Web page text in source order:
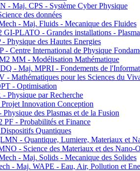
- Maj. CPS - Système Cyber Physique
des données
- Maj. Fluids - Mecanique des Fluides
PLATO - Grandes installations -
Physique des Hautes Energies
Centre International de Physique
MM - Modélisation Mathématique
- Maj. MPRI - Fondements de
Mathématiques pour les Sciences du
- Optimisation
Physique par Recherche
Innovation Conception
des Plasmas et de la Fusion
- Probabilités et Finance
Quantiques
- Quantique, Lumiere, Materiaux et
- Science des Materiaux et des Nano-
- Maj. Solids - Mecanique des Solides
- Maj. WAPE - Eau, Air, Pollution et